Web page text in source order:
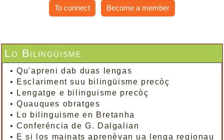
Lo Bilingüisme
•Qu'apreni dab duas lengas
• Esclariment suu bilingüisme precòç
•
Lengatge e bilinguisme precòç
•Quauques obratges
•
Lo bilinguisme en Bretanha
•Conferéncia de G. Dalgalian
• E si los mainats aprenèvan ua lenga regionau
To connect Become a member